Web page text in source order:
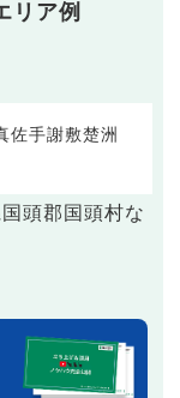
リア例
佐手謝敷楚洲
頭郡国頭村な